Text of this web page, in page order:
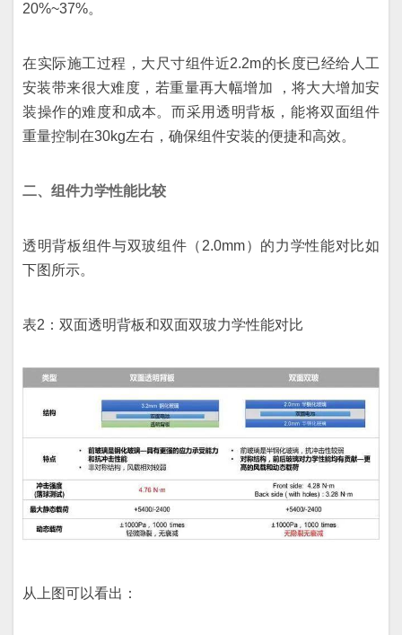
20%~37%。
在实际施工过程，大尺寸组件近2.2m的长度已经给人工
安装带来很大难度，若重量再大幅增加 ，将大大增加安
装操作的难度和成本。而采用透明背板，能将双面组件
重量控制在30kg左右，确保组件安装的便捷和高效。
二、组件力学性能比较
透明背板组件与双玻组件（2.0mm）的力学性能对比如
下图所示。
表2：双面透明背板和双面双玻力学性能对比
从上图可以看出：